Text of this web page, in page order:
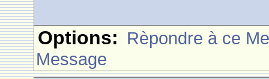
Options: Rèpondre à ce
Message